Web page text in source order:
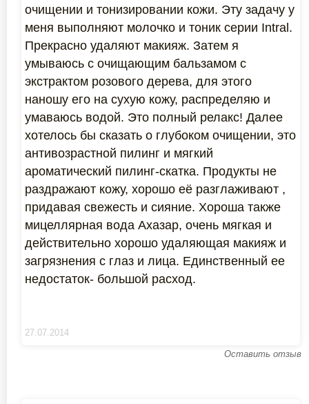
очищении и тонизировании кожи. Эту задачу у
меня выполняют молочко и тоник серии Intral.
Прекрасно удаляют макияж. Затем я
умываюсь с очищающим бальзамом с
экстрактом розового дерева, для этого
наношу его на сухую кожу, распределяю и
умаваюсь водой. Это полный релакс! Далее
хотелось бы сказать о глубоком очищении, это
антивозрастной пилинг и мягкий
ароматический пилинг-скатка. Продукты не
раздражают кожу, хорошо её разглаживают ,
придавая свежесть и сияние. Хороша также
мицеллярная вода Ахазар, очень мягкая и
действительно хорошо удаляющая макияж и
загрязнения с глаз и лица. Единственный ее
недостаток- большой расход.
27.07.2014
Оставить отзыв